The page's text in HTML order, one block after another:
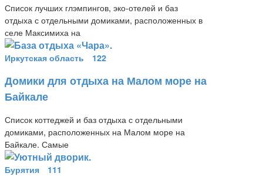
Список лучших глэмпингов, эко-отелей и баз
отдыха с отдельными домиками, расположенных в
селе Максимиха на
Иркутская область 122
Домики для отдыха на Малом море на
Байкале
Список коттеджей и баз отдыха с отдельными
домиками, расположенных на Малом море на
Байкале. Самые
Бурятия 111